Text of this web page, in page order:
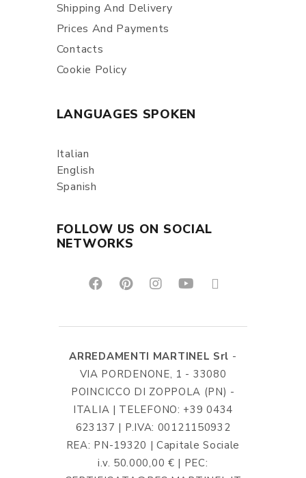
Shipping And Delivery
Prices And Payments
Contacts
Cookie Policy
LANGUAGES SPOKEN
Italian
English
Spanish
FOLLOW US ON SOCIAL
NETWORKS
ARREDAMENTI MARTINEL Srl -
VIA PORDENONE, 1 - 33080
POINCICCO DI ZOPPOLA (PN) -
ITALIA | TELEFONO: +39 0434
623137 | P.IVA: 00121150932
REA: PN-19320 | Capitale Sociale
i.v. 50.000,00 € | PEC: